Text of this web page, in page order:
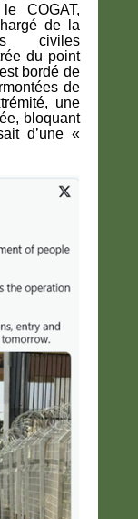
COGAT,
de la
civiles
du point
bordé de
de
une
bloquant
d’une «